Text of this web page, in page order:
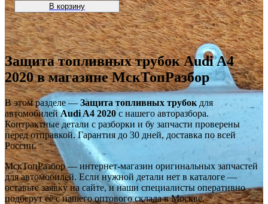
В корзину
Защита топливных трубок Audi A4
2020 в магазине МскТопРазбор
В этом разделе —Защита топливных трубок для
автомобилейAudi A4 2020 с нашего авторазбора.
Контрактные детали с разборки и бу запчасти проверены
перед отправкой. Гарантия до 30 дней, доставка по всей
России.
МскТопРазбор — интернет-магазин оригинальных запчастей
для автомобилей. Если нужной детали нет в каталоге —
оставьте заявку на сайте, и наши специалисты оперативно
подберут её с нашего оптового склада в Москве.